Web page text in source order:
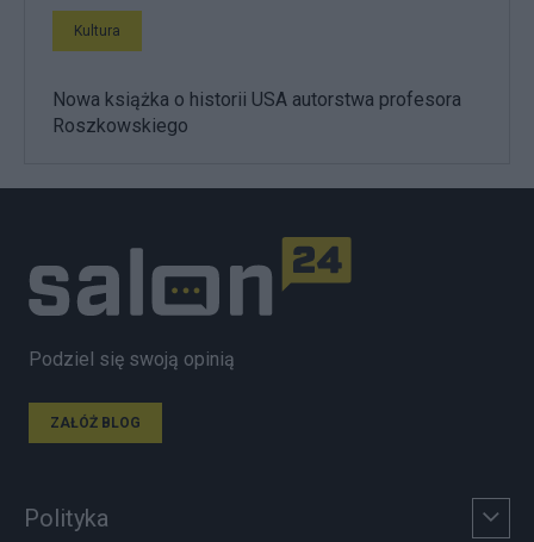
Kultura
Nowa książka o historii USA autorstwa profesora
Roszkowskiego
Podziel się swoją opinią
ZAŁÓŻ BLOG
Polityka